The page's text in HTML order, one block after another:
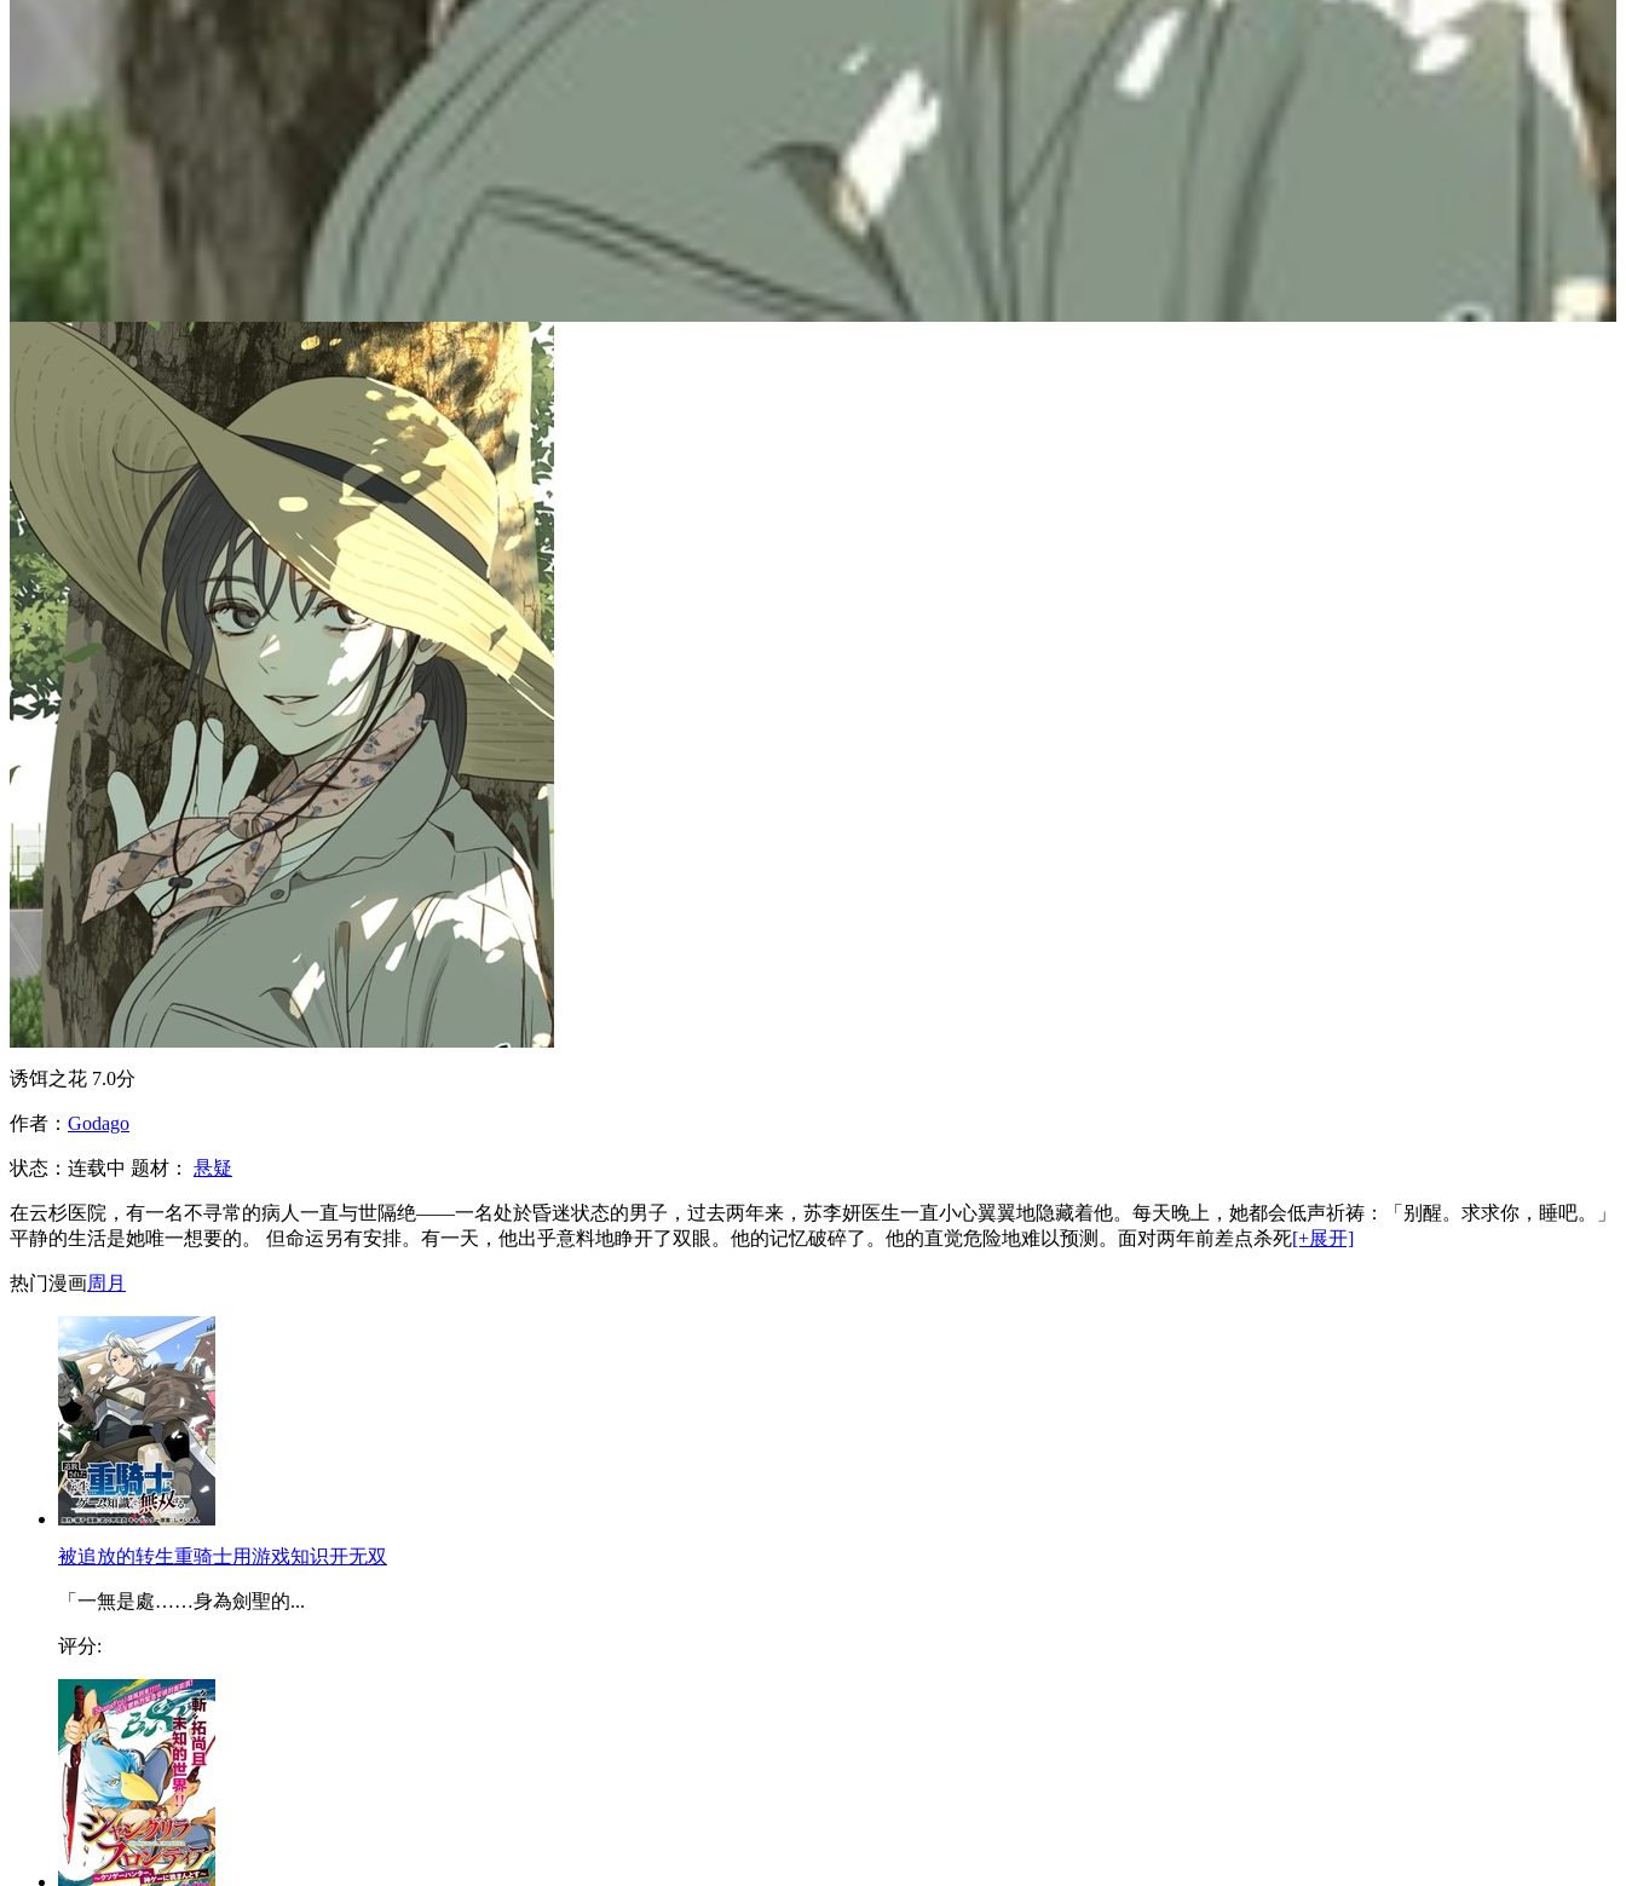
诱饵之花 7.0分
作者： Godago
状态： 连载中 题材： 悬疑
在云杉医院，有一名不寻常的病人一直与世隔绝——一名处於昏迷状态的男子，过去两年来，苏李妍医生一直小心翼翼地隐藏着他。每天晚上，她都会低声祈祷：「别醒。求求你，睡吧。」
平静的生活是她唯一想要的。 但命运另有安排。有一天，他出乎意料地睁开了双眼。他的记忆破碎了。他的直觉危险地难以预测。面对两年前差点杀死[+展开]
热门漫画周 月
被追放的转生重骑士用游戏知识开无双
「一無是處……身為劍聖的...
评分: